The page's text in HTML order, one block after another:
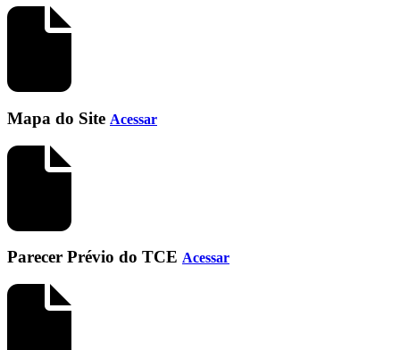
Mapa do Site Acessar
Parecer Prévio do TCE Acessar